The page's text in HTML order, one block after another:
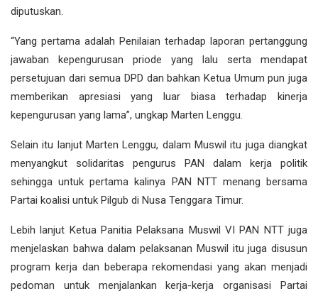
diputuskan.
“Yang pertama adalah Penilaian terhadap laporan pertanggung
jawaban kepengurusan priode yang lalu serta mendapat
persetujuan dari semua DPD dan bahkan Ketua Umum pun juga
memberikan apresiasi yang luar biasa terhadap kinerja
kepengurusan yang lama”, ungkap Marten Lenggu.
Selain itu lanjut Marten Lenggu, dalam Muswil itu juga diangkat
menyangkut solidaritas pengurus PAN dalam kerja politik
sehingga untuk pertama kalinya PAN NTT menang bersama
Partai koalisi untuk Pilgub di Nusa Tenggara Timur.
Lebih lanjut Ketua Panitia Pelaksana Muswil VI PAN NTT juga
menjelaskan bahwa dalam pelaksanan Muswil itu juga disusun
program kerja dan beberapa rekomendasi yang akan menjadi
pedoman untuk menjalankan kerja-kerja organisasi Partai